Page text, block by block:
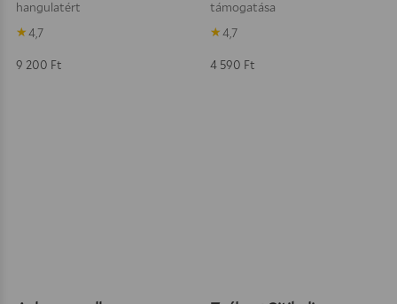
hangulatért
4,7
9 200 Ft
támogatása
4,7
4 590 Ft